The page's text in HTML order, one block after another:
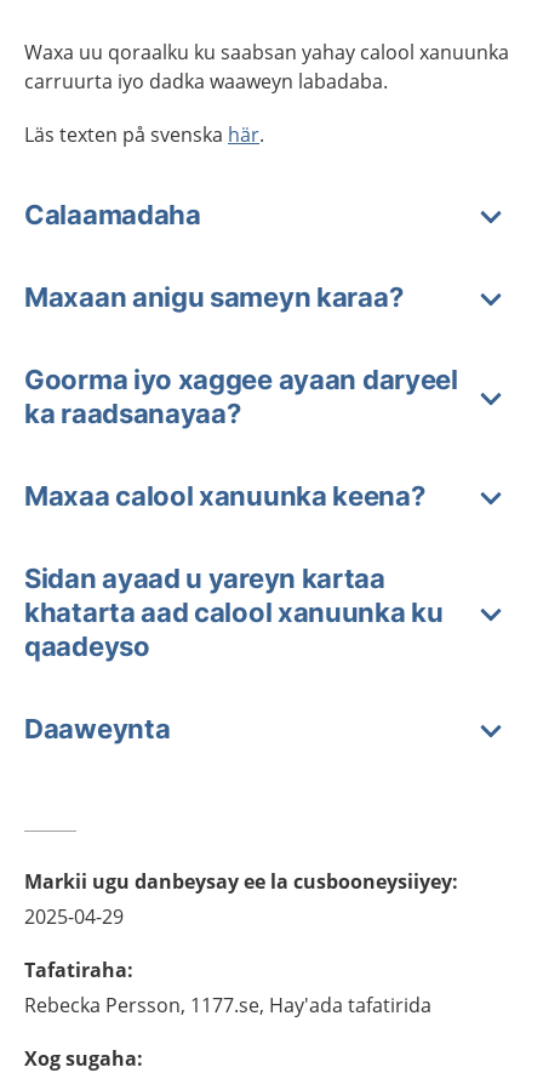
Waxa uu qoraalku ku saabsan yahay calool xanuunka
carruurta iyo dadka waaweyn labadaba.
Läs texten på svenska här.
Calaamadaha
Maxaan anigu sameyn karaa?
Goorma iyo xaggee ayaan daryeel
ka raadsanayaa?
Maxaa calool xanuunka keena?
Sidan ayaad u yareyn kartaa
khatarta aad calool xanuunka ku
qaadeyso
Daaweynta
Markii ugu danbeysay ee la cusbooneysiiyey:
2025-04-29
Tafatiraha:
Rebecka Persson, 1177.se, Hay'ada tafatirida
Xog sugaha: